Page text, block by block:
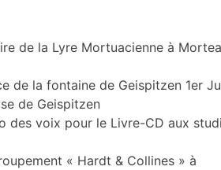
de la Lyre Mortuacienne à
de la fontaine de Geispitzen 1er
de Geispitzen
des voix pour le Livre-CD aux
« Hardt & Collines » à